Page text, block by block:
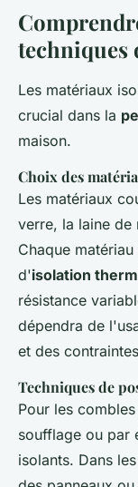
techniques
Les matériaux
crucial dans la
maison.
Choix des
Les matériaux
verre, la laine de
Chaque
d'isolation
résistance
dépendra de
et des
Techniques de
Pour les
soufflage ou par
isolants. Dans